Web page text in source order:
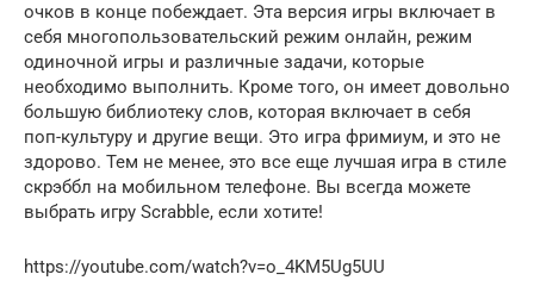
очков в конце побеждает. Эта версия игры включает в
себя многопользовательский режим онлайн, режим
одиночной игры и различные задачи, которые
необходимо выполнить. Кроме того, он имеет довольно
большую библиотеку слов, которая включает в себя
поп-культуру и другие вещи. Это игра фримиум, и это не
здорово. Тем не менее, это все еще лучшая игра в стиле
скрэббл на мобильном телефоне. Вы всегда можете
выбрать игру Scrabble, если хотите!
https://youtube.com/watch?v=o_4KM5Ug5UU